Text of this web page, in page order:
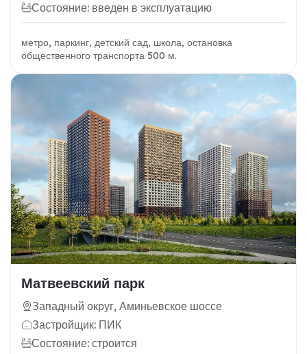
Состояние: введен в эксплуатацию
метро, паркинг, детский сад, школа, остановка
общественного транспорта 500 м.
Матвеевский парк
Западный округ, Аминьевское шоссе
Застройщик: ПИК
Состояние: строится